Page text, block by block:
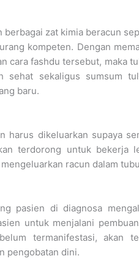
berbagai zat kimia beracun
kompeten. Dengan
cara fashdu tersebut, maka
sehat sekaligus sumsum
baru.
harus dikeluarkan supaya
terdorong untuk bekerja
racun dalam
pasien di diagnosa
untuk menjalani
termanifestasi, akan
pengobatan dini.